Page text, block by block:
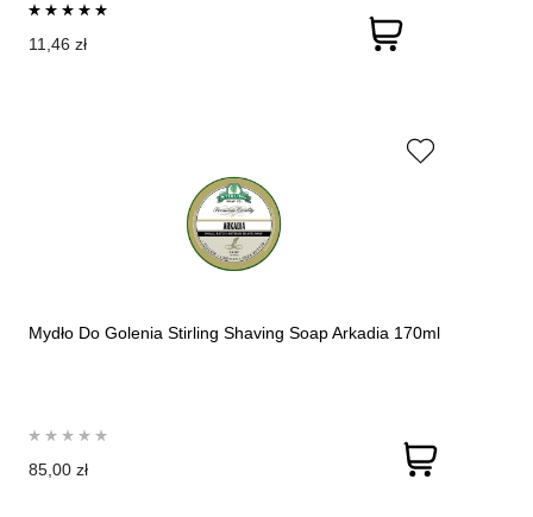
11,46 zł
Mydło Do Golenia Stirling Shaving Soap Arkadia 170ml
85,00 zł